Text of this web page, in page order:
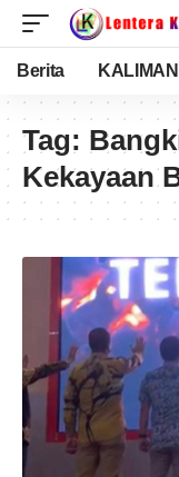
Berita
Tag:
Kekayaan